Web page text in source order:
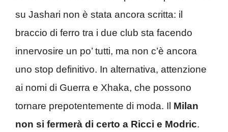
su Jashari non è stata ancora scritta: il
braccio di ferro tra i due club sta facendo
innervosire un po’ tutti, ma non c’è ancora
uno stop definitivo. In alternativa, attenzione
ai nomi di Guerra e Xhaka, che possono
tornare prepotentemente di moda. Il Milan
non si fermerà di certo a Ricci e Modric.